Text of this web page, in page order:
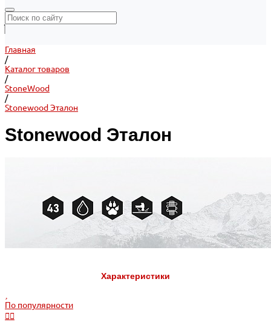
Главная
/
Каталог товаров
/
StoneWood
/
Stonewood Эталон
Stonewood Эталон
Характеристики
По популярности